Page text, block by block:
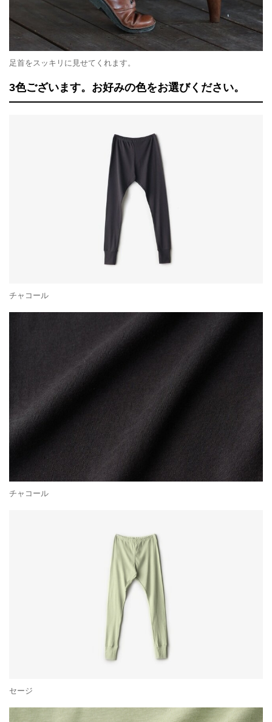
足首をスッキリに見せてくれます。
3色ございます。お好みの色をお選びください。
チャコール
チャコール
セージ